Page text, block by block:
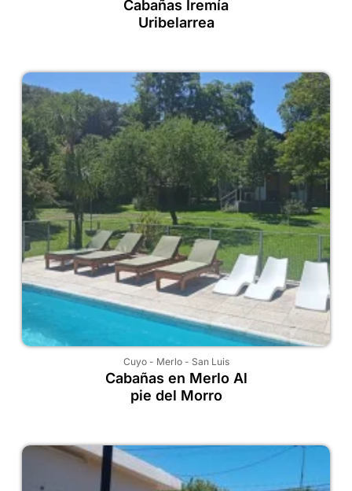
Cabañas Iremía
Uribelarrea
Cuyo- Merlo- San Luis
Cabañas en Merlo Al
pie del Morro